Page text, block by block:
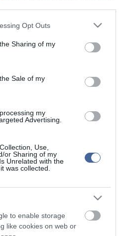
app uses one or more Google
usage behaviour. You may click to
and its third-party tags to
purposes in below Google
Opt Outs
Sharing of my
Sale of my
my
Advertising.
Use,
or Sharing of my
Unrelated with the
was collected.
to enable storage
like cookies on web or
- azok az olvasók személyes véleményét
adott inni egy férfi Tiszakécskénél -
a kamera
borját vitte magával egy
lemondta erdélyi koncertjét Majka
hosszabb hőségriasztás, stabil
vadaknak: önkéntes
a túrázók